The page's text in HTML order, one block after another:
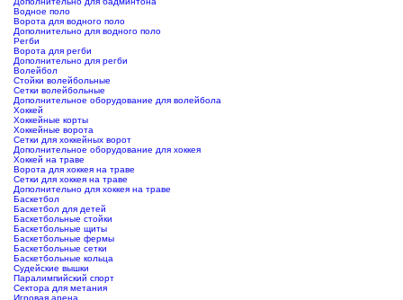
Водное поло
Ворота для водного поло
Дополнительно для водного поло
Регби
Ворота для регби
Дополнительно для регби
Волейбол
Стойки волейбольные
Сетки волейбольные
Дополнительное оборудование для волейбола
Хоккей
Хоккейные корты
Хоккейные ворота
Сетки для хоккейных ворот
Дополнительное оборудование для хоккея
Хоккей на траве
Ворота для хоккея на траве
Сетки для хоккея на траве
Дополнительно для хоккея на траве
Баскетбол
Баскетбол для детей
Баскетбольные стойки
Баскетбольные щиты
Баскетбольные фермы
Баскетбольные сетки
Баскетбольные кольца
Судейские вышки
Паралимпийский спорт
Сектора для метания
Игровая арена